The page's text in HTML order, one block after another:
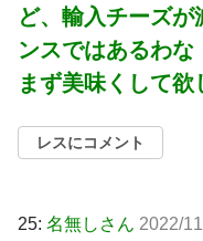
ど、輸入チーズ
ンスではあるわな
まず美味くして欲
レスにコメント
25: 名無しさん 2022/